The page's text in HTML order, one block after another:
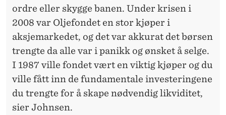
ordre eller skygge banen. Under krisen i
2008 var Oljefondet en stor kjøper i
aksjemarkedet, og det var akkurat det børsen
trengte da alle var i panikk og ønsket å selge.
I 1987 ville fondet vært en viktig kjøper og du
ville fått inn de fundamentale investeringene
du trengte for å skape nødvendig likviditet,
sier Johnsen.